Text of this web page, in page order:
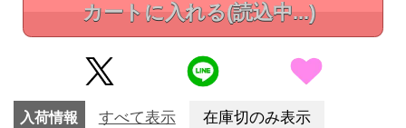
カートに入れる(読込中...)
入荷情報 すべて表示 在庫切のみ表示